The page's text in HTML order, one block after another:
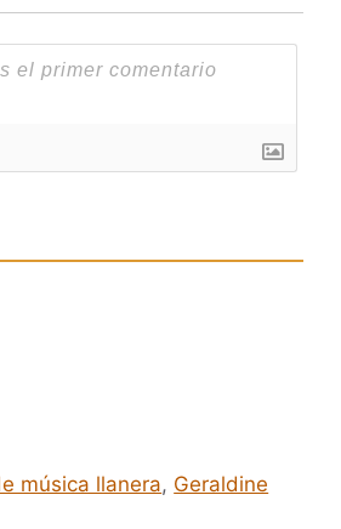
música llanera, Geraldine